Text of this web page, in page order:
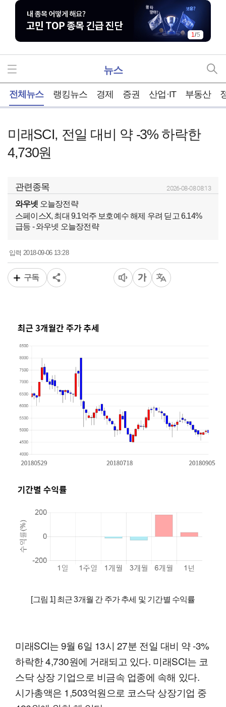
1/5
뉴스
전체뉴스 랭킹뉴스 경제 증권 산업·IT 부동산
미래SCI, 전일 대비 약 -3% 하락한
4,730원
관련종목 2026-08-08 08:13
와우넷 오늘장전략
스페이스X, 최대 9.1억주 보호예수 해제 우려 딛고 6.14%
급등 - 와우넷 오늘장전략
입력2018-09-06 13:28
구독
[그림 1] 최근 3개월 간 주가 추세 및 기간별 수익률
미래SCI는 9월 6일 13시 27분 전일 대비 약 -3%
하락한 4,730원에 거래되고 있다. 미래SCI는 코
스닥 상장 기업으로 비금속 업종에 속해 있다.
시가총액은 1,503억원으로 코스닥 상장기업 중